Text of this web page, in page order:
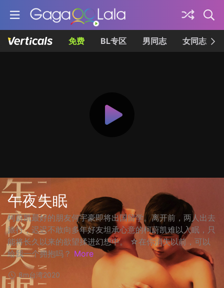
免费 BL专区 男同志 女同志
午夜失眠
柯蔚凯最好的朋友何宇豪即将出国留学。离开前，两人出去
旅行，迟迟不敢向多年好友坦承心意的柯蔚凯难以入眠，只
能将长久以来的欲望揉进幻想中。 ☆在你消失以前，可以
给我一个拥抱吗？ More
8m台湾2020